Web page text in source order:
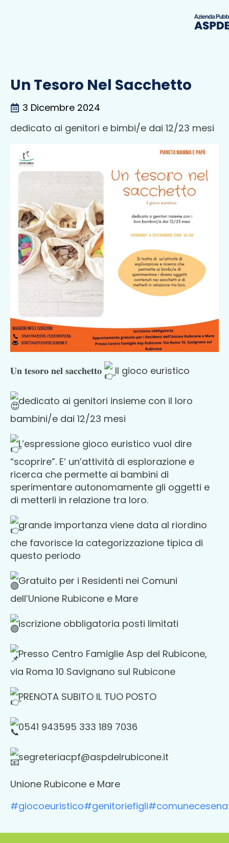
Un Tesoro Nel Sacchetto
3 Dicembre 2024
dedicato ai genitori e bimbi/e dai 12/23 mesi
𝐔𝐧 𝐭𝐞𝐬𝐨𝐫𝐨 𝐧𝐞𝐥 𝐬𝐚𝐜𝐜𝐡𝐞𝐭𝐭𝐨 Il gioco euristico
dedicato ai genitori insieme con il loro
bambini/e dai 12/23 mesi
L’espressione gioco euristico vuol dire
“scoprire”. E’ un’attività di esplorazione e
ricerca che permette ai bambini di
sperimentare autonomamente gli oggetti e
di metterli in relazione tra loro.
grande importanza viene data al riordino
che favorisce la categorizzazione tipica di
questo periodo
Gratuito per i Residenti nei Comuni
dell’Unione Rubicone e Mare
iscrizione obbligatoria posti limitati
Presso Centro Famiglie Asp del Rubicone,
via Roma 10 Savignano sul Rubicone
PRENOTA SUBITO IL TUO POSTO
0541 943595 333 189 7036
segreteriacpf@aspdelrubicone.it
Unione Rubicone e Mare
#giocoeuristico#genitoriefigli